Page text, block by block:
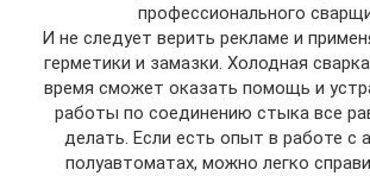
профессионального
И не следует верить рекламе и
герметики и замазки. Холодная
время сможет оказать помощь и
работы по соединению стыка все
делать. Если есть опыт в работе с
полуавтоматах, можно легко